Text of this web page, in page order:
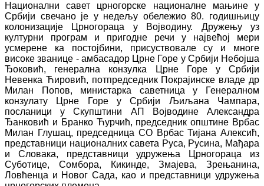
Национални савет црногорске националне мањине у
Србији свечано је у недељу обележио 80. годишњицу
колонизације Црногораца у Војводину. Дружењу уз
културни програм и пригодне речи у највећој мери
усмерене ка постојбини, присуствовале су и многе
високе званице - амбасадор Црне Горе у Србији Небојша
Ђоковић, генерална конзулка Црне Горе у Србији
Невенка Ћировић, потпредседник Покрајинске владе др
Милан Попов, министарка саветница у Генералном
конзулату Црне Горе у Србији Љиљана Чампара,
посланици у Скупштини АП Војводине Александра
Ђанковић и Бранко Ћурчић, председник општине Врбас
Милан Глушац, председница СО Врбас Тијана Алексић,
представници националних савета Руса, Русина, Мађара
и Словака, представници удружења Црногораца из
Суботице, Сомбора, Кикинде, Змајева, Зрењанина,
Ловћенца и Новог Сада, као и представници удружења